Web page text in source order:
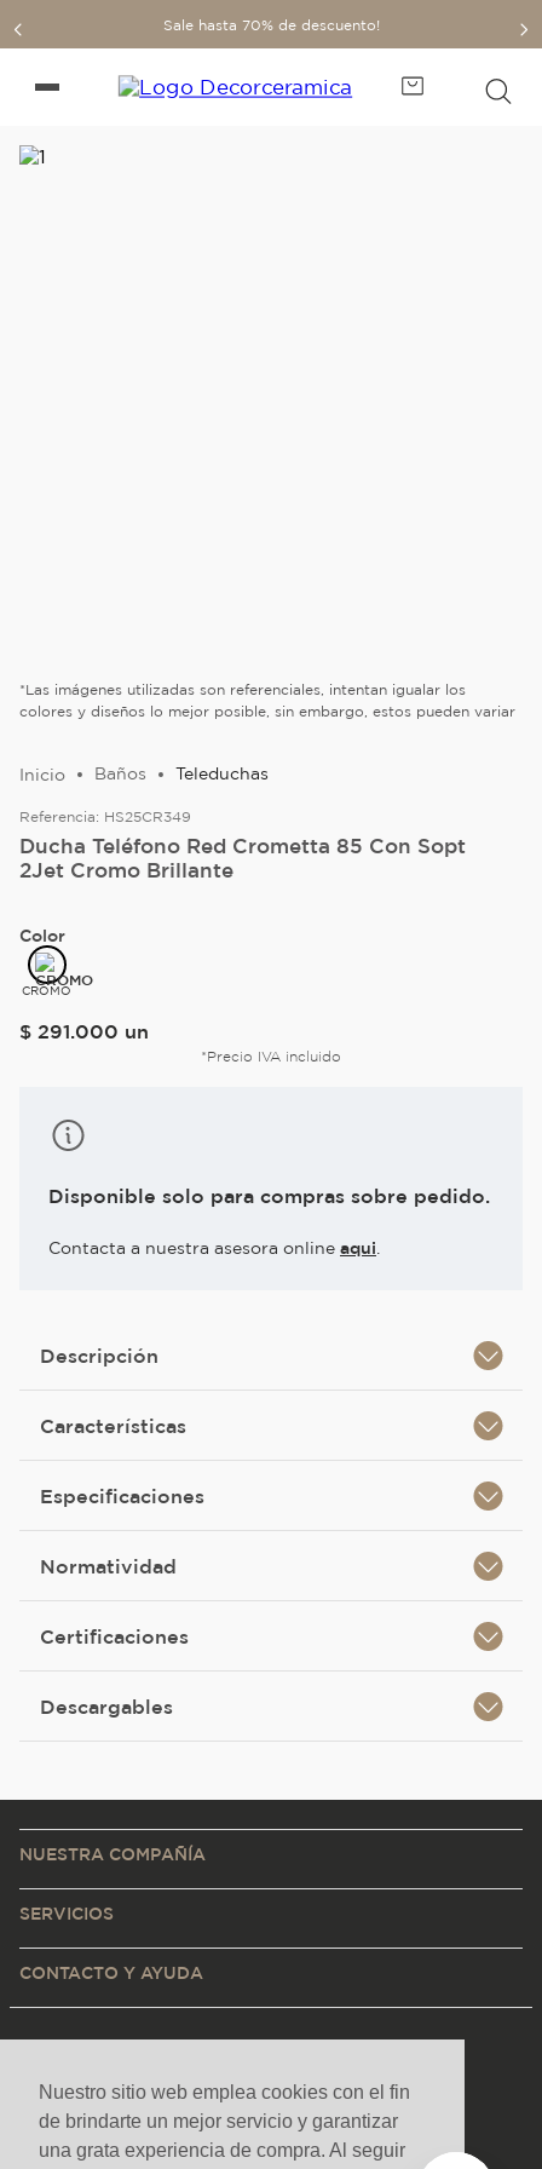
Nuestro sitio web emplea cookies con el fin
de brindarte un mejor servicio y garantizar
una grata experiencia de compra. Al seguir
Sale hasta 70% de descuento!
*Las imágenes utilizadas son referenciales, intentan igualar los
colores y diseños lo mejor posible, sin embargo, estos pueden variar
Baños Teleduchas
Referencia: HS25CR349
Ducha Teléfono Red Crometta 85 Con Sopt
2Jet Cromo Brillante
Color
CROMO
$ 291.000 un
*Precio IVA incluido
Disponible solo para compras sobre pedido.
Contacta a nuestra asesora online aqui
Descripción
Características
Especificaciones
Normatividad
Certificaciones
Descargables
NUESTRA COMPAÑÍA
SERVICIOS
CONTACTO Y AYUDA